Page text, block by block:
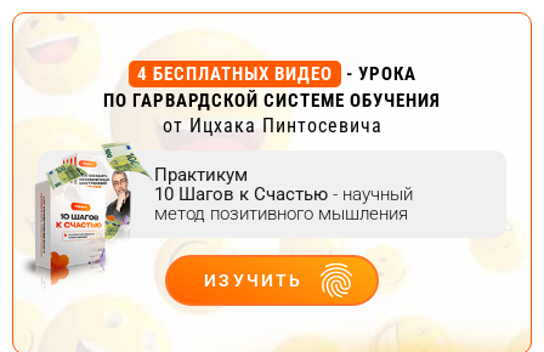
4 БЕСПЛАТНЫХ ВИДЕО
- УРОКА
ПО ГАРВАРДСКОЙ СИСТЕМЕ ОБУЧЕНИЯ
от Ицхака Пинтосевича
Практикум
10 Шагов к Счастью - научный
метод позитивного мышления
ИЗУЧИТЬ